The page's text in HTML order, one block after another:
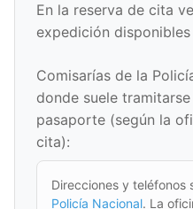
En la reserva de cita
expedición
Comisarías de la
donde suele
pasaporte (según la
cita):
Direcciones y teléfonos
Policía Nacional. La